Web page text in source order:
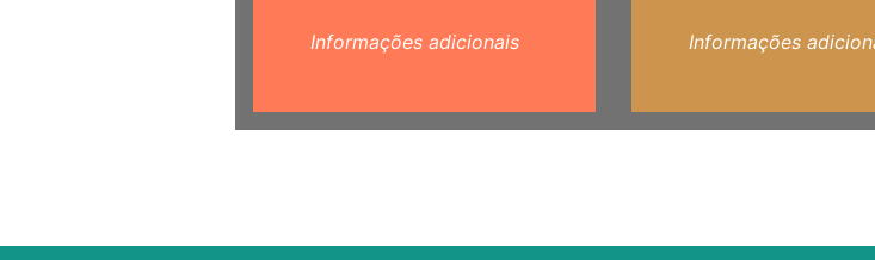
Informações adicionais Informações